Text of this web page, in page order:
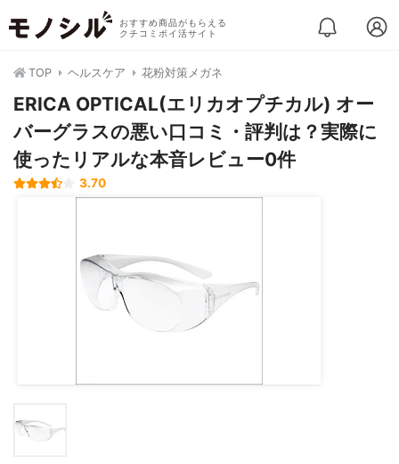
おすすめ商品がもらえる
クチコミポイ活サイト
TOP ヘルスケア 花粉対策メガネ
ERICA OPTICAL(エリカオプチカル) オー
バーグラスの悪い口コミ・評判は？実際に
使ったリアルな本音レビュー0件
3.70